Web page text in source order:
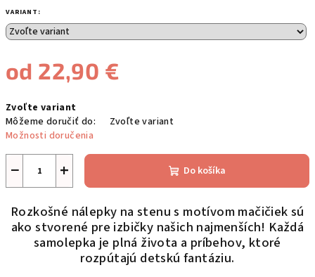
VARIANT:
od 22,90 €
cena:
Zvoľte variant
Môžeme doručiť do:
Zvoľte variant
Možnosti doručenia
+
− Do košíka
Rozkošné nálepky na stenu s motívom mačičiek sú
ako stvorené pre izbičky našich najmenších! Každá
samolepka je plná života a príbehov, ktoré
rozpútajú detskú fantáziu.